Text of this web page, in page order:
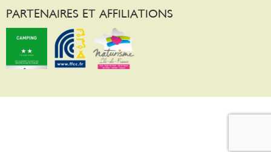
PARTENAIRES ET AFFILIATIONS